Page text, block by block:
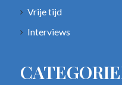
Vrije tijd
Interviews